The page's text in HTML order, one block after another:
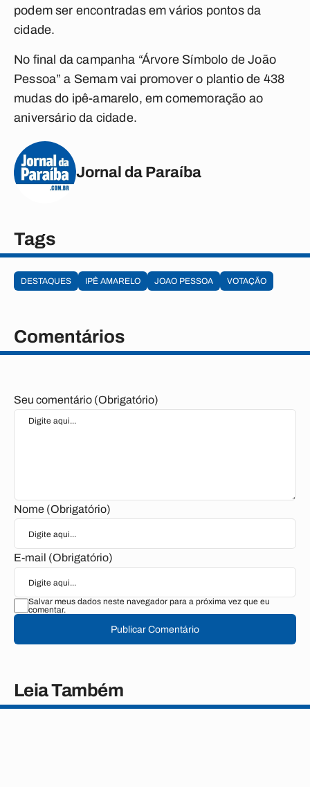
podem ser encontradas em vários pontos da
cidade.
No final da campanha “Árvore Símbolo deJoão
Pessoa” a Semam vai promover o plantio de 438
mudas do ipê-amarelo, em comemoração ao
aniversário da cidade.
Jornal da Paraíba
Tags
DESTAQUES IPÊ AMARELO JOAO PESSOA VOTAÇÃO
Comentários
Seu comentário (Obrigatório)
Nome (Obrigatório)
E-mail (Obrigatório)
Salvar meus dados neste navegador para a próxima vez que eu
comentar.
Publicar Comentário
Leia Também